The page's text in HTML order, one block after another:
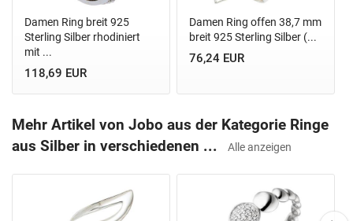
Damen Ring breit 925
Sterling Silber rhodiniert
mit ...
118,69 EUR
Damen Ring offen 38,7 mm
breit 925 Sterling Silber (...
76,24 EUR
Mehr Artikel von Jobo aus der Kategorie Ringe
aus Silber in verschiedenen ...
Alle anzeigen